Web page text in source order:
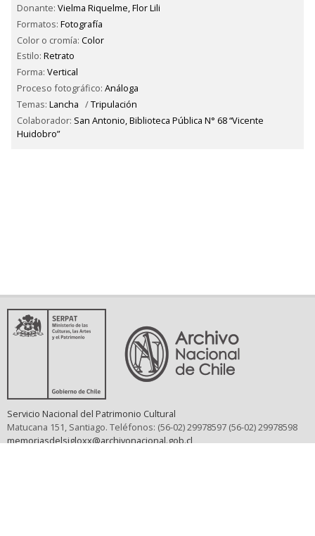
Donante: Vielma Riquelme, Flor Lili
Formatos: Fotografía
Color o cromía: Color
Estilo: Retrato
Forma: Vertical
Proceso fotográfico: Análoga
Temas: Lancha /Tripulación
Colaborador: San Antonio, Biblioteca Pública N° 68 “Vicente
Huidobro”
Servicio Nacional del Patrimonio Cultural
Matucana 151, Santiago. Teléfonos: (56-02) 29978597 (56-02) 29978598
memoriasdelsigloxx@archivonacional.gob.cl